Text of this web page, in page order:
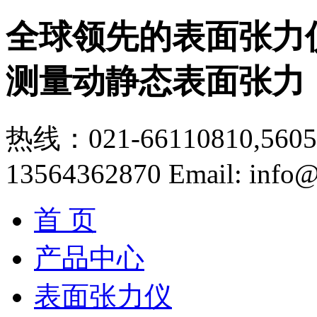
全球领先的表面张
测量动静态表面张力
热线：021-
13564362870 Email:
首 页
产品中心
表面张力仪